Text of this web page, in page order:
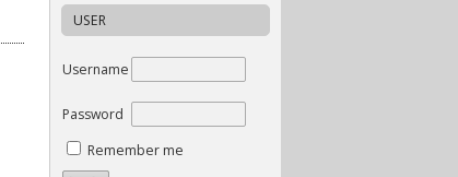
USER
Username
Password
Remember me